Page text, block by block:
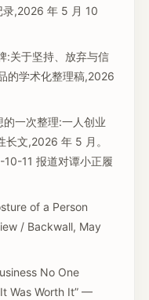
,2026 年 5 月 10
:关于坚持、放弃与信
学术化整理稿,2026
的一次整理:一人创业
文,2026 年 5 月。
11 报道对谭小正履
of a Person
/ Backwall, May
No One
Was Worth It” —